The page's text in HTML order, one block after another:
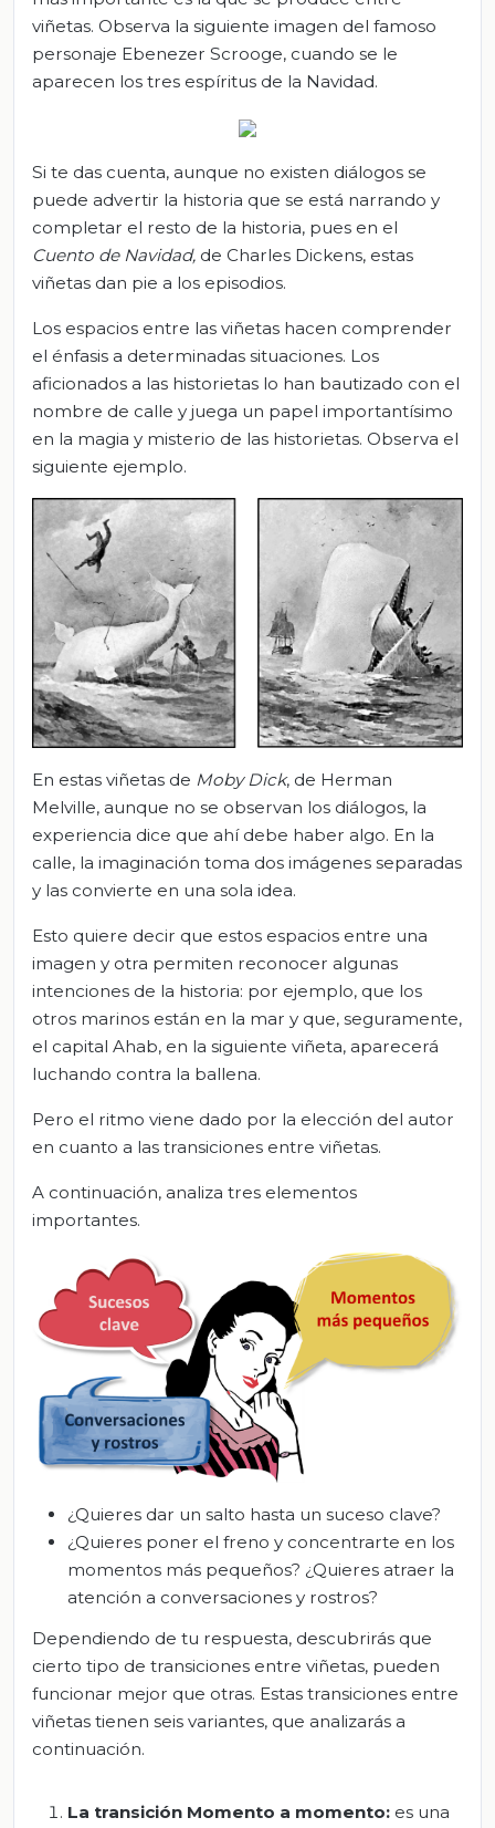
viñetas. Observa la siguiente imagen del famoso
personaje Ebenezer Scrooge, cuando se le
aparecen los tres espíritus de la Navidad.
Si te das cuenta, aunque no existen diálogos se
puede advertir la historia que se está narrando y
completar el resto de la historia, pues en el
Cuento de Navidad, de Charles Dickens, estas
viñetas dan pie a los episodios.
Los espacios entre las viñetas hacen comprender
el énfasis a determinadas situaciones. Los
aficionados a las historietas lo han bautizado con el
nombre de calle y juega un papel importantísimo
en la magia y misterio de las historietas. Observa el
siguiente ejemplo.
En estas viñetas de Moby Dick, de Herman
Melville, aunque no se observan los diálogos, la
experiencia dice que ahí debe haber algo. En la
calle, la imaginación toma dos imágenes separadas
y las convierte en una sola idea.
Esto quiere decir que estos espacios entre una
imagen y otra permiten reconocer algunas
intenciones de la historia: por ejemplo, que los
otros marinos están en la mar y que, seguramente,
el capital Ahab, en la siguiente viñeta, aparecerá
luchando contra la ballena.
Pero el ritmo viene dado por la elección del autor
en cuanto a las transiciones entre viñetas.
A continuación, analiza tres elementos
importantes.
¿Quieres dar un salto hasta un suceso clave?
¿Quieres poner el freno y concentrarte en los
momentos más pequeños? ¿Quieres atraer la
atención a conversaciones y rostros?
Dependiendo de tu respuesta, descubrirás que
cierto tipo de transiciones entre viñetas, pueden
funcionar mejor que otras. Estas transiciones entre
viñetas tienen seis variantes, que analizarás a
continuación.
La transición Momento a momento: es una